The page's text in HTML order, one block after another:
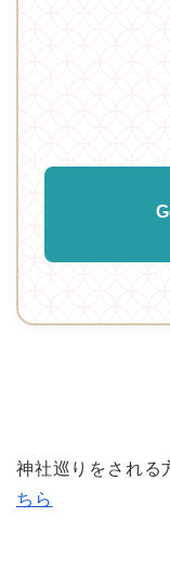
神社巡りをされる
ちら